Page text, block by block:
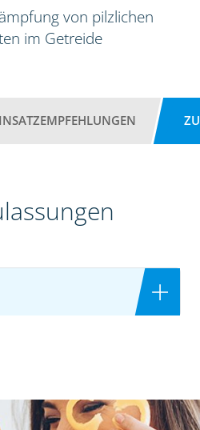
von pilzlichen
im Getreide